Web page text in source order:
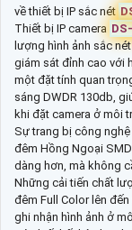
về thiết bị IP sắc nét
Thiết bị IP camera
lượng hình ảnh sắc
giám sát đỉnh cao với
một đặt tính quan
sáng DWDR 130db,
khi đặt camera ở môi
Sự trang bị công
đêm Hồng Ngoại
dàng hơn, mà không
Những cải tiến chất
đêm Full Color lên
ghi nhận hình ảnh ở